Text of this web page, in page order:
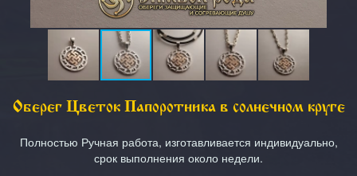
Оберег Цветок Папоротника в солнечном круге
Полностью Ручная работа, изготавливается индивидуально,
срок выполнения около недели.